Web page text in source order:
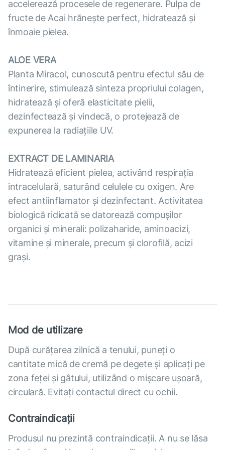
accelerează procesele de regenerare. Pulpa de
fructe de Acai hrănește perfect, hidratează și
înmoaie pielea.
ALOE VERA
Planta Miracol, cunoscută pentru efectul său de
întinerire, stimulează sinteza propriului colagen,
hidratează și oferă elasticitate pielii,
dezinfectează și vindecă, o protejează de
expunerea la radiațiile UV.
EXTRACT DE LAMINARIA
Hidratează eficient pielea, activând respirația
intracelulară, saturând celulele cu oxigen. Are
efect antiinflamator și dezinfectant. Activitatea
biologică ridicată se datorează compușilor
organici și minerali: polizaharide, aminoacizi,
vitamine și minerale, precum și clorofilă, acizi
grași.
Mod de utilizare
După curățarea zilnică a tenului, puneți o
cantitate mică de cremă pe degete și aplicați pe
zona feței și gâtului, utilizând o mișcare ușoară,
circulară. Evitați contactul direct cu ochii.
Contraindicații
Produsul nu prezintă contraindicații. A nu se lăsa